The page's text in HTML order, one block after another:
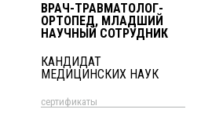
ВРАЧ-ТРАВМАТОЛОГ-
ОРТОПЕД, МЛАДШИЙ
НАУЧНЫЙ СОТРУДНИК
КАНДИДАТ
МЕДИЦИНСКИХ НАУК
cертификаты